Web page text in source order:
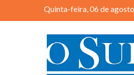
Quinta-feira, 06 de